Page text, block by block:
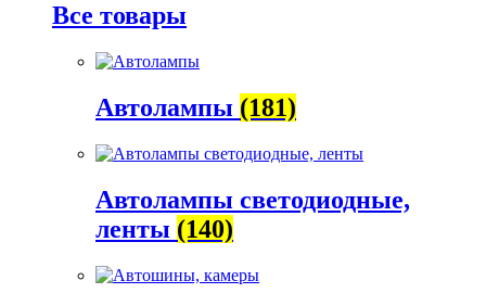
Все товары
Автолампы (181)
Автолампы светодиодные,
ленты (140)